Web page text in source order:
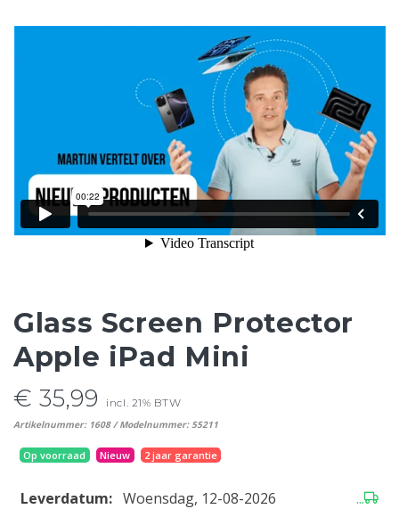
Glass Screen Protector
Apple iPad Mini
€ 35,99 incl. 21% BTW
Artikelnummer: 1608 / Modelnummer: 55211
Op voorraad Nieuw 2 jaar garantie
Leverdatum: Woensdag, 12-08-2026 ...